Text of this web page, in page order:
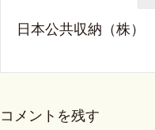
日本公共収納（株）
コメントを残す